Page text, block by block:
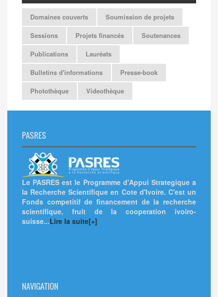
Domaines couverts
Soumission de projets
Sessions
Projets financés
Soutenances
Publications
Lauréats
Bulletins d'informations
Presse-book
Photothèque
Videothèque
PASRES
Le PASRES est le Programme d'Appui Strategique a
la Recherche Scientifique en Cote d'Ivoire. C'est un
Fonds competitif de financement de la recherche
scientifique, fruit de la cooperation ivoiro-
suisse...Lire la suite[+]
NAVIGATION